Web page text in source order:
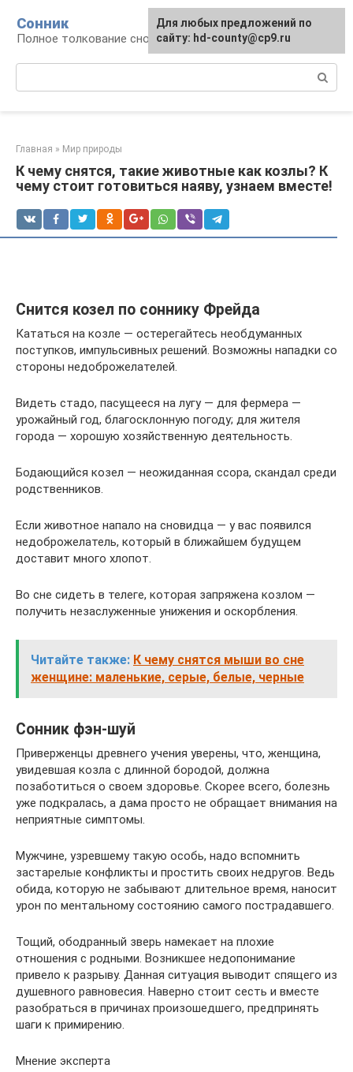
контенту
Сонник
Полное толкование снов
Главная » Мир природы
К чему снятся, такие животные как козлы? К
чему стоит готовиться наяву, узнаем вместе!
Снится козел по соннику Фрейда
Кататься на козле — остерегайтесь необдуманных
поступков, импульсивных решений. Возможны нападки со
стороны недоброжелателей.
Видеть стадо, пасущееся на лугу — для фермера —
урожайный год, благосклонную погоду; для жителя
города — хорошую хозяйственную деятельность.
Бодающийся козел — неожиданная ссора, скандал среди
родственников.
Если животное напало на сновидца — у вас появился
недоброжелатель, который в ближайшем будущем
доставит много хлопот.
Во сне сидеть в телеге, которая запряжена козлом —
получить незаслуженные унижения и оскорбления.
Читайте также: К чему снятся мыши во сне
женщине: маленькие, серые, белые, черные
Сонник фэн-шуй
Приверженцы древнего учения уверены, что, женщина,
увидевшая козла с длинной бородой, должна
позаботиться о своем здоровье. Скорее всего, болезнь
уже подкралась, а дама просто не обращает внимания на
неприятные симптомы.
Мужчине, узревшему такую особь, надо вспомнить
застарелые конфликты и простить своих недругов. Ведь
обида, которую не забывают длительное время, наносит
урон по ментальному состоянию самого пострадавшего.
Тощий, ободранный зверь намекает на плохие
отношения с родными. Возникшее недопонимание
привело к разрыву. Данная ситуация выводит спящего из
душевного равновесия. Наверно стоит сесть и вместе
разобраться в причинах произошедшего, предпринять
шаги к примирению.
Мнение эксперта
Для любых предложений по
сайту: hd-county@cp9.ru